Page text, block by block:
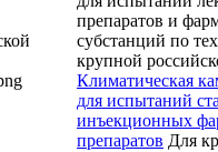
препаратов и
субстанций по
крупной
Климатическая
для испытаний
инъекционных
препаратов Для